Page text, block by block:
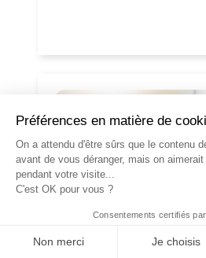
SENSIBILISATION ROUTIÈRE